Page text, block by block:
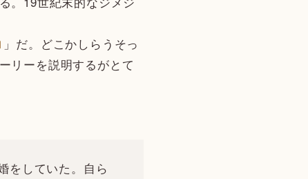
」だ。どこかしらうそっ
リーを説明するがとて
をしていた。自ら